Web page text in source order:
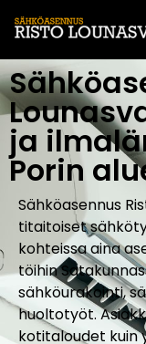
ja
Porin
Sähkö­asennus
titaitoiset
kohteissa aina
töihin
sähköurakointi,
huoltotyöt.
kotitaloudet kuin